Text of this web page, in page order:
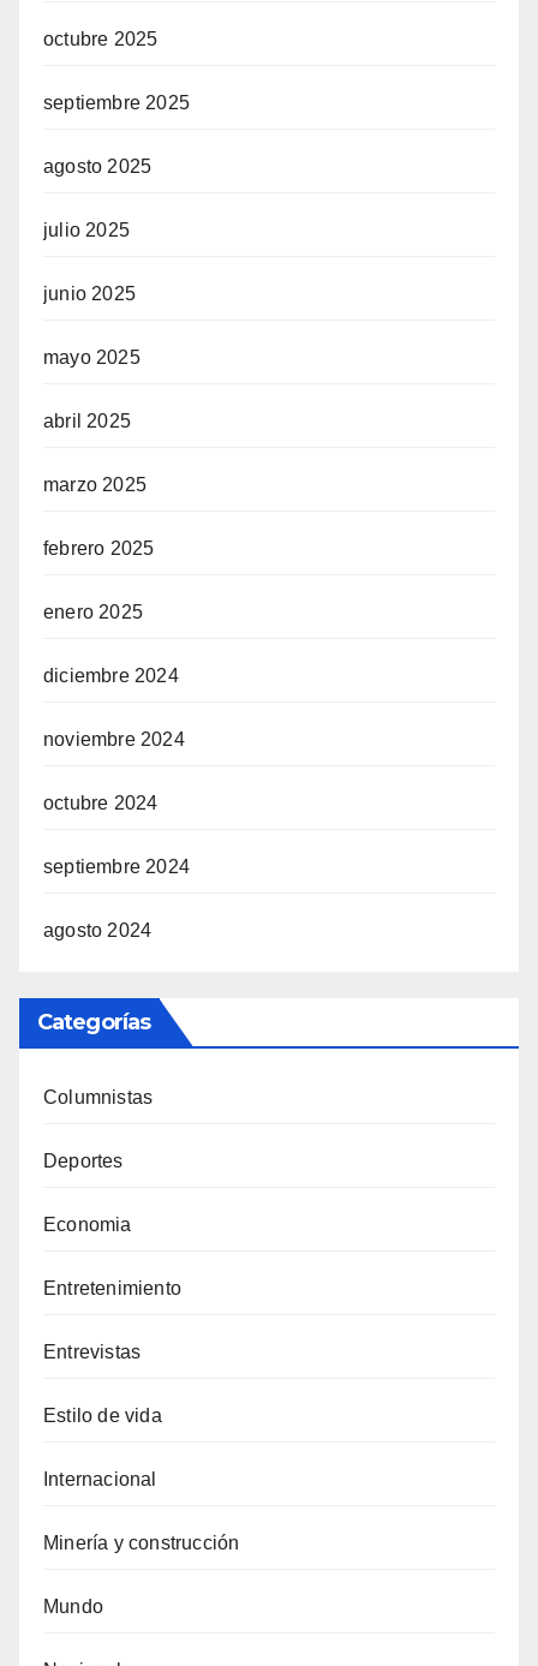
octubre 2025
septiembre 2025
agosto 2025
julio 2025
junio 2025
mayo 2025
abril 2025
marzo 2025
febrero 2025
enero 2025
diciembre 2024
noviembre 2024
octubre 2024
septiembre 2024
agosto 2024
Categorías
Columnistas
Deportes
Economia
Entretenimiento
Entrevistas
Estilo de vida
Internacional
Minería y construcción
Mundo